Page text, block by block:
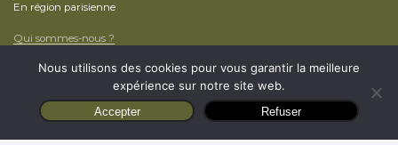
En région parisienne
Qui sommes-nous ?
Articles
Politique de confidentialité
Nous utilisons des cookies pour vous garantir la meilleure
expérience sur notre site web.
Accepter Refuser